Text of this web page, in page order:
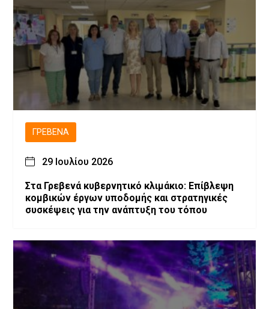
ΓΡΕΒΕΝΆ
29 Ιουλίου 2026
Στα Γρεβενά κυβερνητικό κλιμάκιο: Επίβλεψη
κομβικών έργων υποδομής και στρατηγικές
συσκέψεις για την ανάπτυξη του τόπου